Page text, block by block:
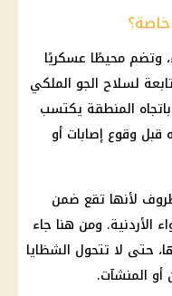
وتضم محيطًا عسكريًا
لسلاح الجو الملكي
المنطقة يكتسب
وقوع إصابات أو
لأنها تقع ضمن
الأردنية. ومن هنا جاء
حتى لا تتحول الشظايا
أو المنشآت.